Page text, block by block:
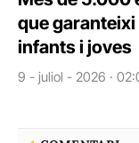
que garanteixi
infants i joves
9 - juliol - 2026 ·